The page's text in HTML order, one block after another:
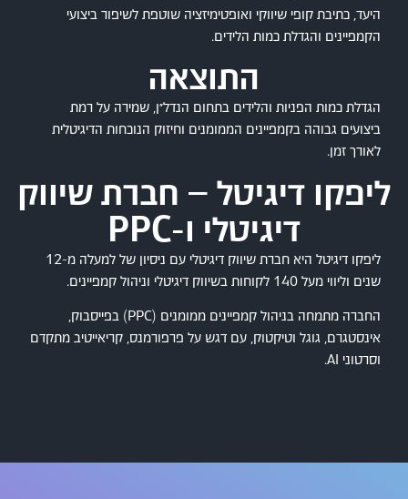
היעד, כתיבת קופי שיווקי ואופטימיזציה שוטפת לשיפור ביצועי
הקמפיינים והגדלת כמות הלידים.
התוצאה
הגדלת כמות הפניות והלידים בתחום הנדל״ן, שמירה על רמת
ביצועים גבוהה בקמפיינים הממומנים וחיזוק הנוכחות הדיגיטלית
לאורך זמן.
ליפקו דיגיטל – חברת שיווק
דיגיטלי ו-PPC
ליפקו דיגיטל היא חברת שיווק דיגיטלי עם ניסיון של למעלה מ-12
שנים וליווי מעל 140 לקוחות בשיווק דיגיטלי וניהול קמפיינים.
החברה מתמחה בניהול קמפיינים ממומנים (PPC) בפייסבוק,
אינסטגרם, גוגל וטיקטוק, עם דגש על פרפורמנס, קריאייטיב מתקדם
וסרטוני AI.